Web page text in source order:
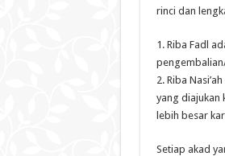
rinci dan
1. Riba Fadl
2. Riba
yang diajukan
lebih besar
Setiap akad